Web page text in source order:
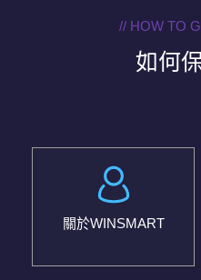
// HOW TO
如何
關於WINSMART